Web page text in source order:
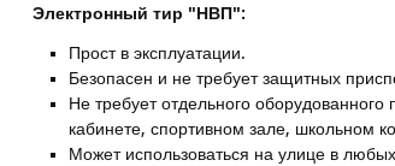
Электронный тир "НВП":
Прост в эксплуатации.
Безопасен и не требует защитных
Не требует отдельного
кабинете, спортивном зале, школьном
Может использоваться на улице в